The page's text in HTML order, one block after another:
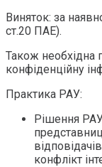
Виняток: за
ст.20 ПАЕ).
Також необхідна
конфіденційну
Практика РАУ:
Рішення
конфлікт